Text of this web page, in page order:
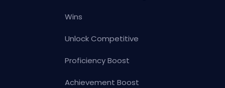
Wins
Unlock Competitive
Proficiency Boost
Achievement Boost